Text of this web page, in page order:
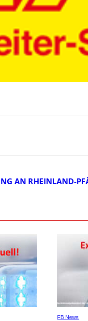
AN RHEINLAND-
FB News